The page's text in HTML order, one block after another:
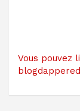
Vous pouvez